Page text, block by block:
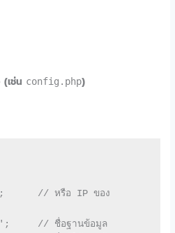
เช่น config.php)
// หรือ IP ของ
// ชื่อฐานข้อมูล